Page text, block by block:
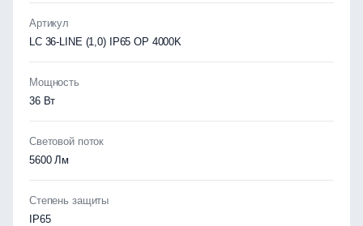
Артикул
LC 36-LINE (1,0) IP65 OP 4000K
Мощность
36 Вт
Световой поток
5600 Лм
Степень защиты
IP65